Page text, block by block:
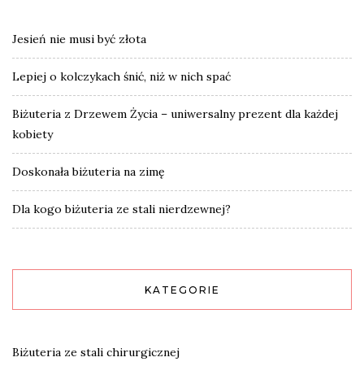
Jesień nie musi być złota
Lepiej o kolczykach śnić, niż w nich spać
Biżuteria z Drzewem Życia – uniwersalny prezent dla każdej
kobiety
Doskonała biżuteria na zimę
Dla kogo biżuteria ze stali nierdzewnej?
KATEGORIE
Biżuteria ze stali chirurgicznej